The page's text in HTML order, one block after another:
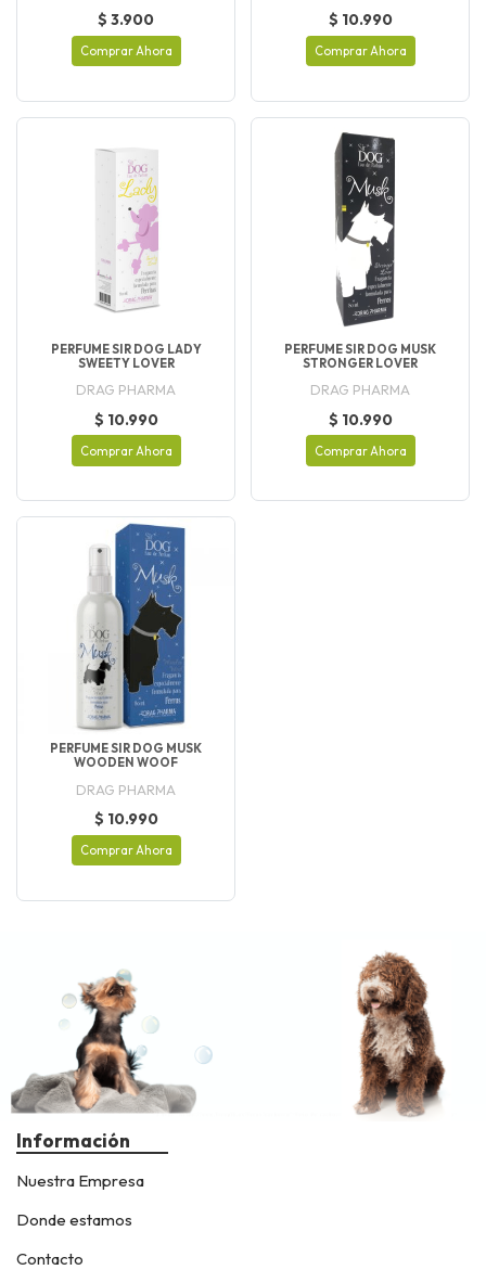
$ 3.900
Comprar Ahora
$ 10.990
Comprar Ahora
PERFUME SIR DOG LADY
SWEETY LOVER
DRAG PHARMA
$ 10.990
Comprar Ahora
PERFUME SIR DOG MUSK
STRONGER LOVER
DRAG PHARMA
$ 10.990
Comprar Ahora
PERFUME SIR DOG MUSK
WOODEN WOOF
DRAG PHARMA
$ 10.990
Comprar Ahora
Información
Nuestra Empresa
Donde estamos
Contacto